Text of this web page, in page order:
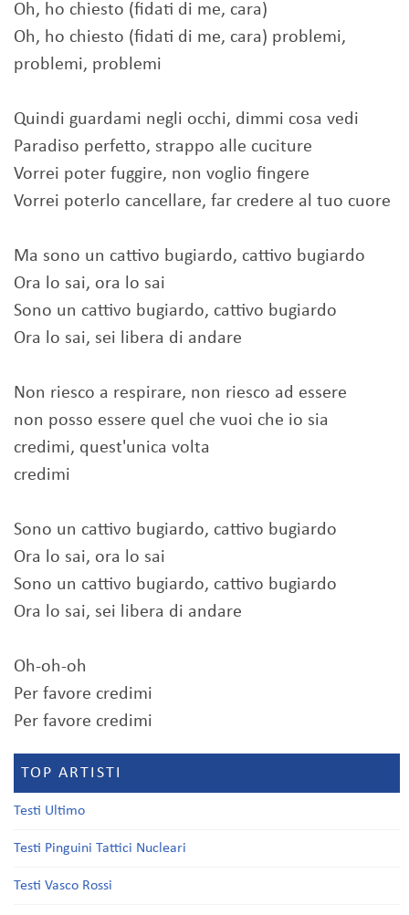
Oh, ho chiesto (fidati di me, cara)
Oh, ho chiesto (fidati di me, cara) problemi,
problemi, problemi
Quindi guardami negli occhi, dimmi cosa vedi
Paradiso perfetto, strappo alle cuciture
Vorrei poter fuggire, non voglio fingere
Vorrei poterlo cancellare, far credere al tuo cuore
Ma sono un cattivo bugiardo, cattivo bugiardo
Ora lo sai, ora lo sai
Sono un cattivo bugiardo, cattivo bugiardo
Ora lo sai, sei libera di andare
Non riesco a respirare, non riesco ad essere
non posso essere quel che vuoi che io sia
credimi, quest'unica volta
credimi
Sono un cattivo bugiardo, cattivo bugiardo
Ora lo sai, ora lo sai
Sono un cattivo bugiardo, cattivo bugiardo
Ora lo sai, sei libera di andare
Oh-oh-oh
Per favore credimi
Per favore credimi
TOP ARTISTI
Testi Ultimo
Testi Pinguini Tattici Nucleari
Testi Vasco Rossi